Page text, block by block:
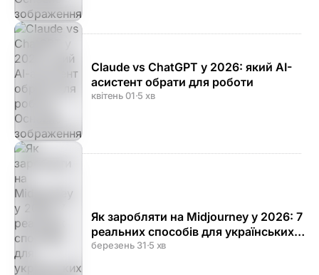
Claude vs ChatGPT у 2026: який AI-
асистент обрати для роботи
квітень 01·5 хв
Як заробляти на Midjourney у 2026: 7
реальних способів для українських
фрилансерів
березень 31·5 хв